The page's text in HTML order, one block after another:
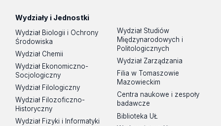
Wydziały i Jednostki
Wydział Biologii i Ochrony
Środowiska
Wydział Chemii
Wydział Ekonomiczno-
Socjologiczny
Wydział Filologiczny
Wydział Filozoficzno-
Historyczny
Wydział Fizyki i Informatyki
Wydział Studiów
Międzynarodowych i
Politologicznych
Wydział Zarządzania
Filia w Tomaszowie
Mazowieckim
Centra naukowe i zespoły
badawcze
Biblioteka UŁ